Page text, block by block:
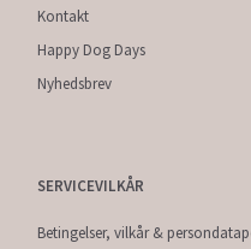
Kontakt
Happy Dog Days
Nyhedsbrev
SERVICEVILKÅR
Betingelser, vilkår &